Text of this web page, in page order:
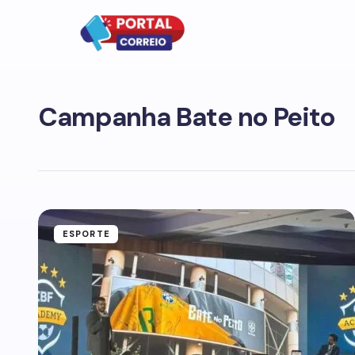
Campanha Bate no Peito
ESPORTE